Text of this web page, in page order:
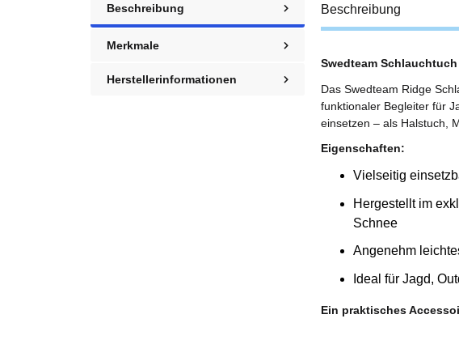
Beschreibung
Merkmale
Herstellerinformationen
Beschreibung
Swedteam
Das Swedteam Ridge
funktionaler Begleiter für
einsetzen – als Halstuch,
Eigenschaften:
Vielseitig
Hergestellt im
Schnee
Angenehm
Ideal für Jagd,
Ein praktisches